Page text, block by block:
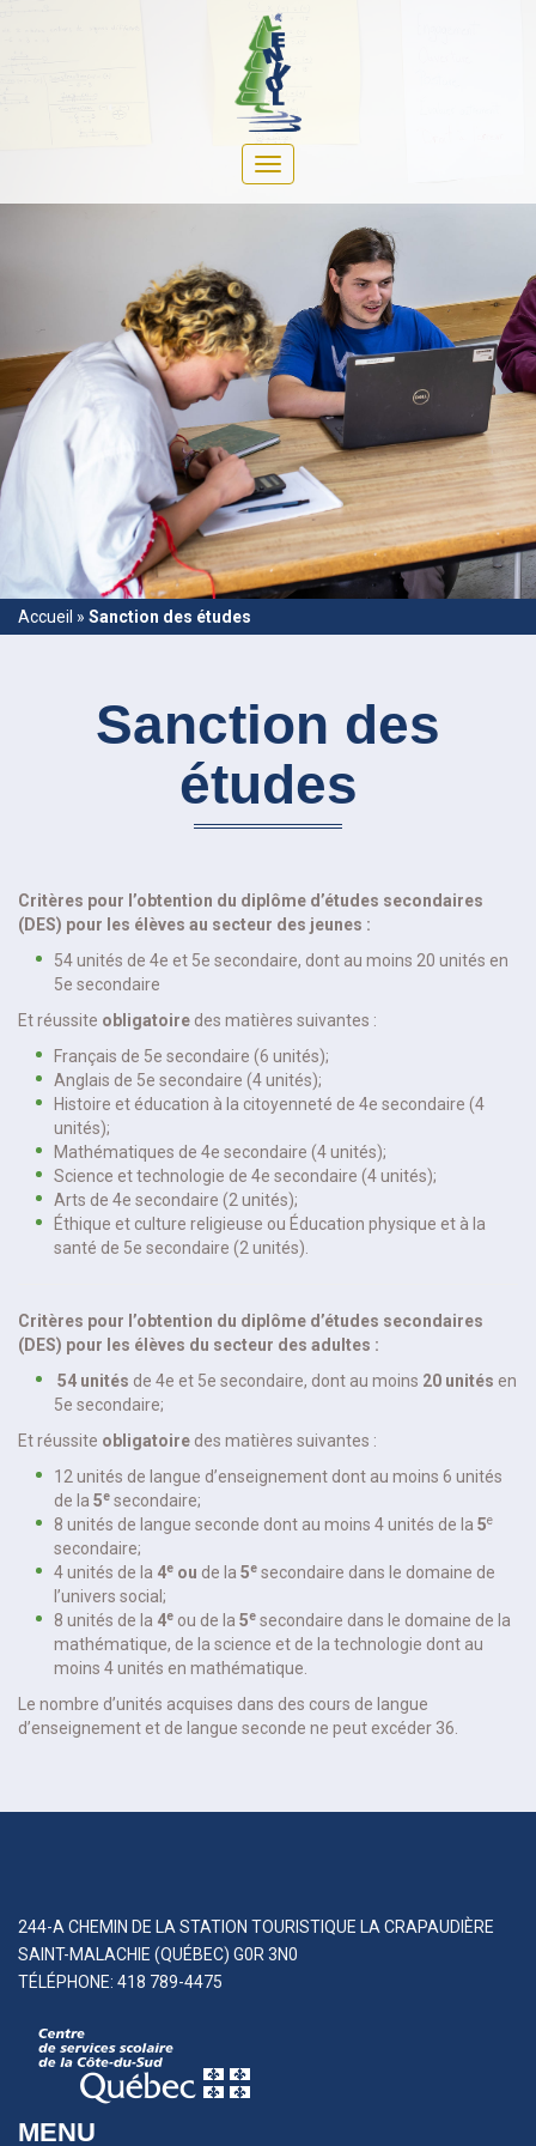
Accueil » Sanction des études
Sanction des
études
Critères pour l’obtention du diplôme d’études secondaires
(DES) pour les élèves au secteur des jeunes :
54 unités de 4e et 5e secondaire, dont au moins 20 unités en
5e secondaire
Et réussite obligatoire des matières suivantes :
Français de 5e secondaire (6 unités);
Anglais de 5e secondaire (4 unités);
Histoire et éducation à la citoyenneté de 4e secondaire (4
unités);
Mathématiques de 4e secondaire (4 unités);
Science et technologie de 4e secondaire (4 unités);
Arts de 4e secondaire (2 unités);
Éthique et culture religieuse ou Éducation physique et à la
santé de 5e secondaire (2 unités).
Critères pour l’obtention du diplôme d’études secondaires
(DES) pour les élèves du secteur des adultes :
54 unités de 4e et 5e secondaire, dont au moins 20 unités en
5e secondaire;
Et réussite obligatoire des matières suivantes :
12 unités de langue d’enseignement dont au moins 6 unités
de la 5e secondaire;
8 unités de langue seconde dont au moins 4 unités de la 5e
secondaire;
4 unités de la 4e ou de la 5e secondaire dans le domaine de
l’univers social;
8 unités de la 4e ou de la 5e secondaire dans le domaine de la
mathématique, de la science et de la technologie dont au
moins 4 unités en mathématique.
Le nombre d’unités acquises dans des cours de langue
d’enseignement et de langue seconde ne peut excéder 36.
244-A CHEMIN DE LA STATION TOURISTIQUE LA CRAPAUDIÈRE
SAINT-MALACHIE (QUÉBEC) G0R 3N0
TÉLÉPHONE: 418 789-4475
MENU